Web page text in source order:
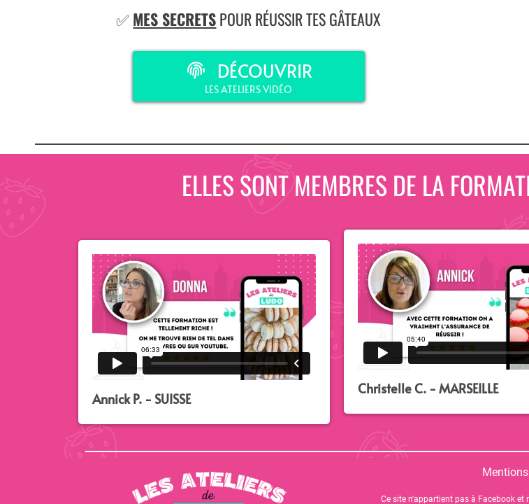
✅ MES SECRETSPOUR RÉUSSIR TES GÂTEAUX
DÉCOUVRIR
LES ATELIERS VIDÉO
ELLES SONT MEMBRES DE LA
Annick P. - SUISSE
Christelle C. - MARSEILLE
Ce site n'appartient pas à Facebook et